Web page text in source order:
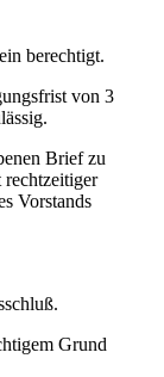
berechtigt.
von 3
Brief zu
Vorstands
Grund